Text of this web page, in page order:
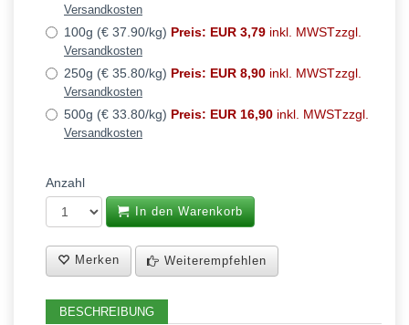
Versandkosten
100g (€ 37.90/kg) Preis: EUR 3,79 inkl. MWSTzzgl.
Versandkosten
250g (€ 35.80/kg) Preis: EUR 8,90 inkl. MWSTzzgl.
Versandkosten
500g (€ 33.80/kg) Preis: EUR 16,90 inkl. MWSTzzgl.
Versandkosten
Anzahl
In den Warenkorb
Merken Weiterempfehlen
BESCHREIBUNG